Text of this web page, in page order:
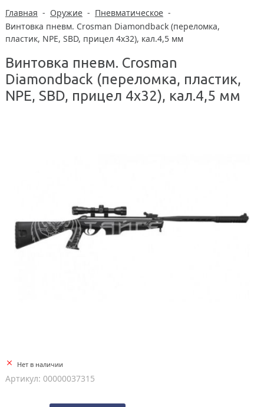
Главная - Оружие - Пневматическое -
Винтовка пневм. Crosman Diamondback (переломка,
пластик, NPE, SBD, прицел 4х32), кал.4,5 мм
Винтовка пневм. Crosman
Diamondback (переломка, пластик,
NPE, SBD, прицел 4х32), кал.4,5 мм
Нет в наличии
Артикул: 00000037315